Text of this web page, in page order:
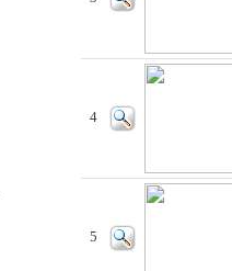
4
5